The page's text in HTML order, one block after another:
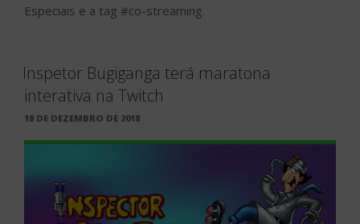
Especiais e a tag #co-streaming.
Inspetor Bugiganga terá maratona
interativa na Twitch
PUBLICADO
18 DE DEZEMBRO DE 2018